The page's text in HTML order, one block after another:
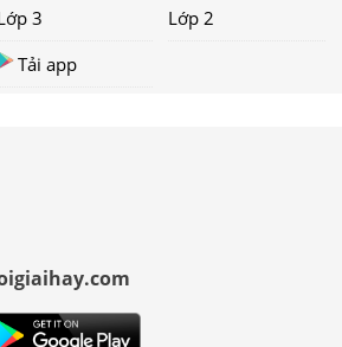
3
Lớp 2
Tải app